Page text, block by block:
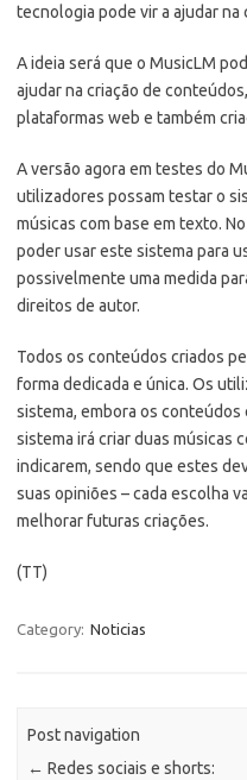
tecnologia pode vir a ajudar
A ideia será que o MusicLM
ajudar na criação de
plataformas web e também
A versão agora em testes do
utilizadores possam testar o
músicas com base em texto.
poder usar este sistema para
possivelmente uma medida
direitos de autor.
Todos os conteúdos criados
forma dedicada e única. Os
sistema, embora os
sistema irá criar duas músicas
indicarem, sendo que estes
suas opiniões – cada escolha
melhorar futuras criações.
(TT)
Category: Noticias
Post navigation
← Redes sociais e shorts: